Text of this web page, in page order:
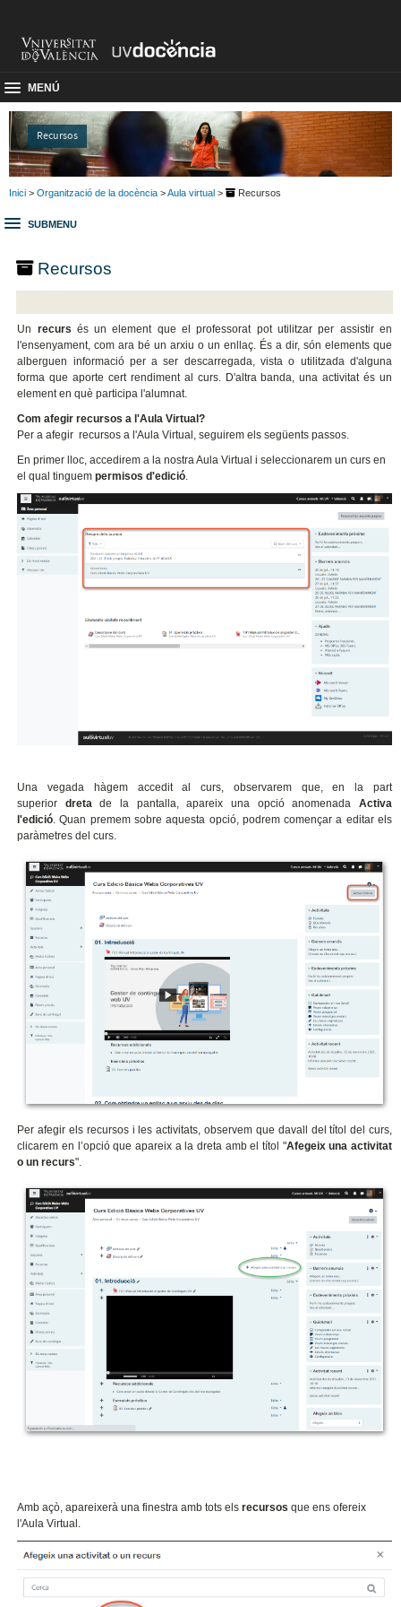
MENÚ
Recursos
Inici > Organització de la docència >Aula virtual > Recursos
SUBMENU
Recursos
Un recurs és un element que el professorat pot utilitzar per assistir en
l'ensenyament, com ara bé un arxiu o un enllaç. És a dir, són elements que
alberguen informació per a ser descarregada, vista o utilitzada d'alguna
forma que aporte cert rendiment al curs. D'altra banda, una activitat és un
element en què participa l'alumnat.
Com afegir recursos a l'Aula Virtual?
Per a afegir recursos a l'Aula Virtual, seguirem els següents passos.
En primer lloc, accedirem a la nostra Aula Virtual i seleccionarem un curs en
el qual tinguempermisos d'edició.
Una vegada hàgem accedit al curs, observarem que, en la part
superior dreta de la pantalla, apareix una opció anomenadaActiva
l'edició . Quan premem sobre aquesta opció, podrem començar a editar els
paràmetres del curs.
Per afegir els recursos i les activitats, observem que davall del títol del curs,
clicarem en l’opció que apareix a la dreta amb el títol "Afegeix una activitat
o un recurs".
Amb açò, apareixerà una finestra amb tots elsrecursos que ens ofereix
l'Aula Virtual.